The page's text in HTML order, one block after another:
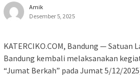
Amik
Desember 5, 2025
KATERCIKO.COM, Bandung — Satuan
Bandung kembali melaksanakan
“Jumat Berkah” pada Jumat 5/12/